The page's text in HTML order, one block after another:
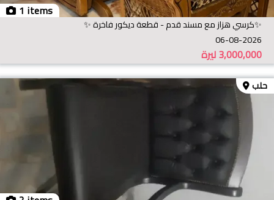
1 items
✨كرسي هزاز مع مسند قدم - قطعة ديكور فاخرة ✨
06-08-2026
ليرة3,000,000
حلب